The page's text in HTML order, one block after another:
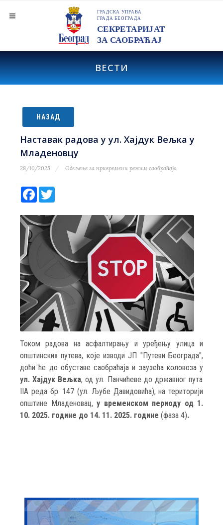
ВЕСТИ
НАЗАД
Наставак радова у ул. Хајдук Вељка у
Младеновцу
28/10/2025 Одељење за привремени режим саобраћаја
Facebook
Током радова на асфалтирању и уређењу улица и
општинских путева, које изводи ЈП "Путеви Београда",
доћи ће до обуставе саобраћаја и заузећа коловоза у
ул. Хајдук Вељка, од ул. Панчићеве до државног пута
IIA реда бр. 147 (ул. Љубе Давидовића), на територији
општине Младеновац, у временском периоду од 1.
10. 2025. године до 14. 11. 2025. године (фаза 4).